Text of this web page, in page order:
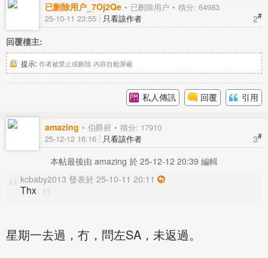
已刪除用户_7Oj2Qe 已刪除用户 積分: 64983
2#
25-10-11 23:55 只看該作者
回覆樓主:
提示: 作者被禁止或刪除 內容自動屏蔽
私人傳訊 回覆 引用
amazing 伯爵府 積分: 17910
3#
25-12-12 16:16 只看該作者
本帖最後由 amazing 於 25-12-12 20:39 編輯
kcbaby2013 發表於 25-10-11 20:11
Thx
星期一去過，冇，問左SA，未返過。